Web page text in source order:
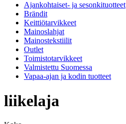
Ajankohtaiset- ja sesonkituotteet
Brändit
Keittiötarvikkeet
Mainoslahjat
Mainostekstiilit
Outlet
Toimistotarvikkeet
Valmistettu Suomessa
Vapaa-ajan ja kodin tuotteet
liikelaja